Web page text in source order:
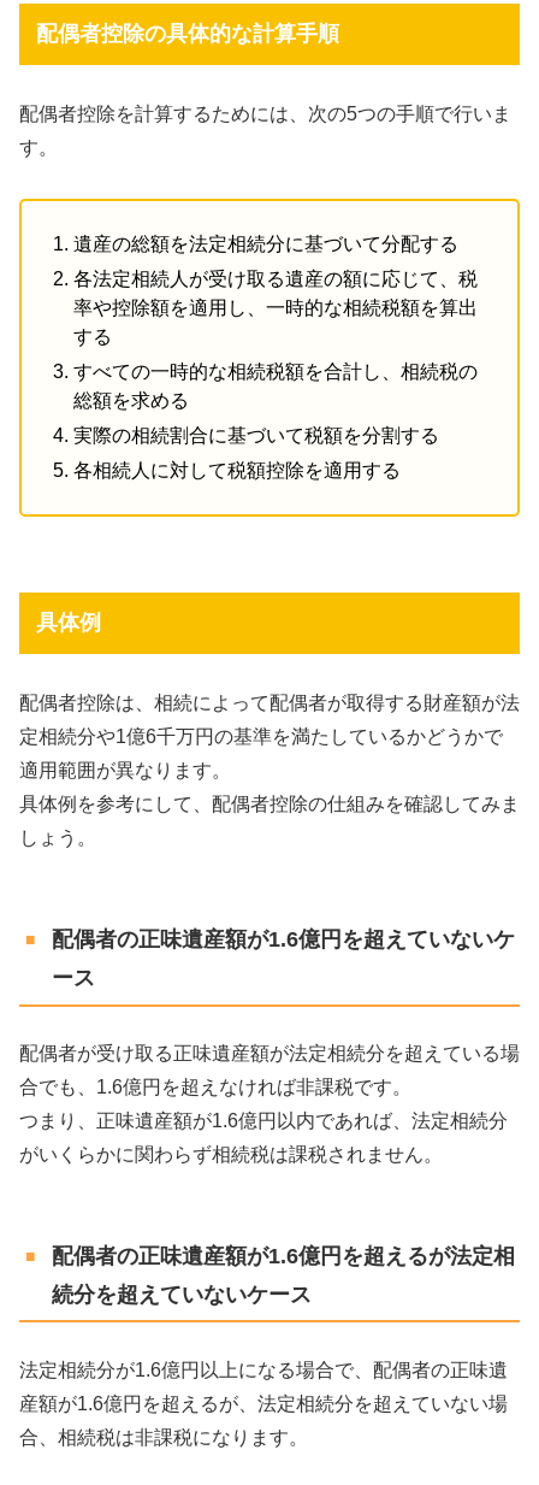
配偶者控除の具体的な計算手順
配偶者控除を計算するためには、次の5つの手順で行いま
す。
遺産の総額を法定相続分に基づいて分配する
各法定相続人が受け取る遺産の額に応じて、税
率や控除額を適用し、一時的な相続税額を算出
する
すべての一時的な相続税額を合計し、相続税の
総額を求める
実際の相続割合に基づいて税額を分割する
各相続人に対して税額控除を適用する
具体例
配偶者控除は、相続によって配偶者が取得する財産額が法
定相続分や1億6千万円の基準を満たしているかどうかで
適用範囲が異なります。
具体例を参考にして、配偶者控除の仕組みを確認してみま
しょう。
配偶者の正味遺産額が1.6億円を超えていないケ
ース
配偶者が受け取る正味遺産額が法定相続分を超えている場
合でも、1.6億円を超えなければ非課税です。
つまり、正味遺産額が1.6億円以内であれば、法定相続分
がいくらかに関わらず相続税は課税されません。
配偶者の正味遺産額が1.6億円を超えるが法定相
続分を超えていないケース
法定相続分が1.6億円以上になる場合で、配偶者の正味遺
産額が1.6億円を超えるが、法定相続分を超えていない場
合、相続税は非課税になります。